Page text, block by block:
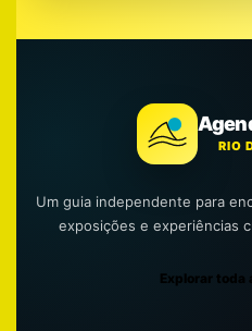
RIO
Um guia independente para
exposições e experiências
Explorar toda